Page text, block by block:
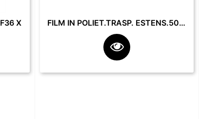
X FILM IN POLIET.TRASP. ESTENS.50 CM 23 MY 2.2 KG **